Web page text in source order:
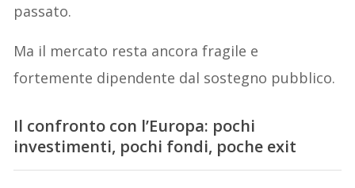
passato.
Ma il mercato resta ancora fragile e
fortemente dipendente dal sostegno pubblico.
Il confronto con l’Europa: pochi
investimenti, pochi fondi, poche exit